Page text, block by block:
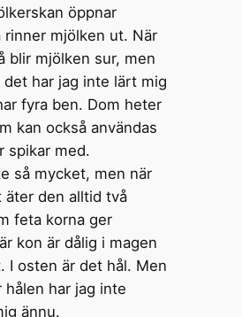
öppnar
rinner mjölken ut. När
blir mjölken sur, men
det har jag inte lärt mig
fyra ben. Dom heter
kan också användas
spikar med.
så mycket, men när
äter den alltid två
feta korna ger
kon är dålig i magen
I osten är det hål. Men
hålen har jag inte
ännu.